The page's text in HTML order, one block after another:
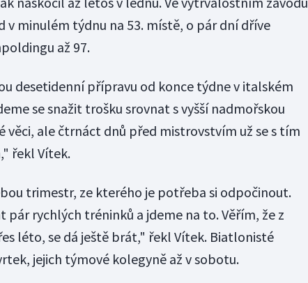
v minulém týdnu na 53. místě, o pár dní dříve
až 97.
desetidenní přípravu od konce týdne v italském
se snažit trošku srovnat s vyšší nadmořskou
věci, ale čtrnáct dnů před mistrovstvím už se s tím
řekl Vítek.
trimestr, ze kterého je potřeba si odpočinout.
pár rychlých tréninků a jdeme na to. Věřím, že z
léto, se dá ještě brát," řekl Vítek. Biatlonisté
jejich týmové kolegyně až v sobotu.